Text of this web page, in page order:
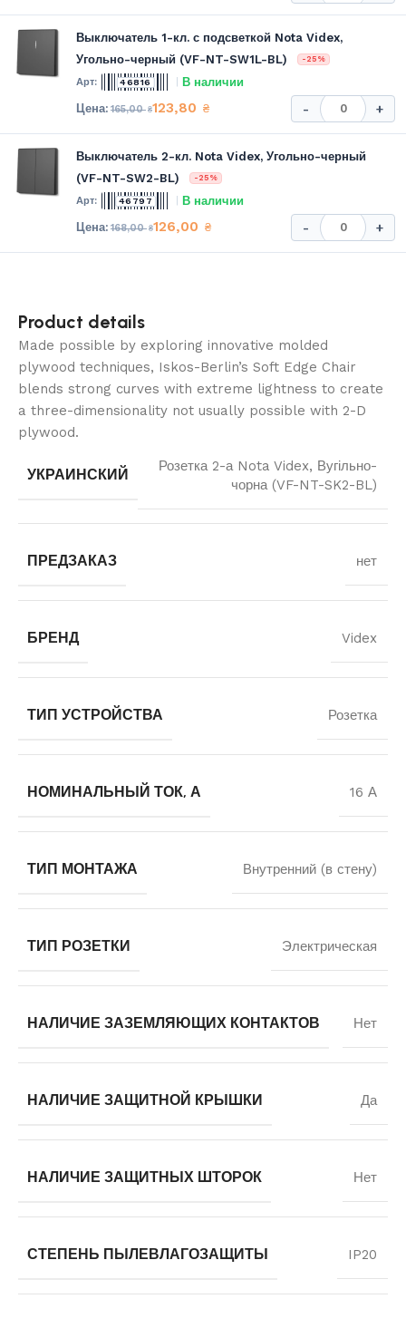
Выключатель 1-кл. с подсветкой Nota Videx,
Угольно-черный (VF-NT-SW1L-BL)
-25%
46816 В наличии
165,00₴123,80 ₴ - +
Выключатель 2-кл. Nota Videx, Угольно-черный
(VF-NT-SW2-BL)
-25%
46797 В наличии
168,00₴126,00 ₴ - +
Product details
Made possible by exploring innovative molded
plywood techniques, Iskos-Berlin’s Soft Edge Chair
blends strong curves with extreme lightness to create
a three-dimensionality not usually possible with 2-D
plywood.
УКРАИНСКИЙ
Розетка 2-а Nota Videx, Вугільно-
чорна (VF-NT-SK2-BL)
ПРЕДЗАКАЗ нет
БРЕНД Videx
ТИП УСТРОЙСТВА Розетка
НОМИНАЛЬНЫЙ ТОК, А 16 А
ТИП МОНТАЖА Внутренний (в стену)
ТИП РОЗЕТКИ Электрическая
НАЛИЧИЕ ЗАЗЕМЛЯЮЩИХ КОНТАКТОВ Нет
НАЛИЧИЕ ЗАЩИТНОЙ КРЫШКИ Да
НАЛИЧИЕ ЗАЩИТНЫХ ШТОРОК Нет
СТЕПЕНЬ ПЫЛЕВЛАГОЗАЩИТЫ IP20